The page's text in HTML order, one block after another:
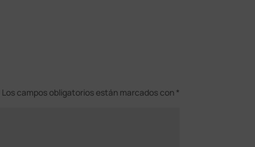
Los campos obligatorios están marcados con *